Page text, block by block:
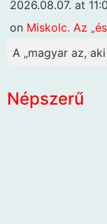
2026.08.07. at
on Miskolc. Az
A „magyar az,
Népszerű